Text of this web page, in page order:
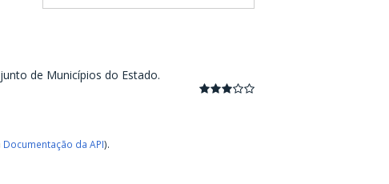
de Municípios do Estado.
Documentação da API).